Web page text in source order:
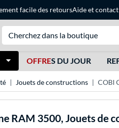
facile des retoursAideetcontact
OFFRES DU JOUR
Jouets de constructions COBI
RAM 3500, Jouets de